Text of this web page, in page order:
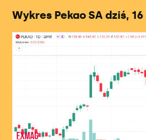
Wykres Pekao SA dziś,
Ranking Brokerów Obligacji
Ranking Kantorów
Ranking Kantorów Kryptowalut
Ranking Giełd Kryptowalut
Ranking Firm Prop Tradingowych